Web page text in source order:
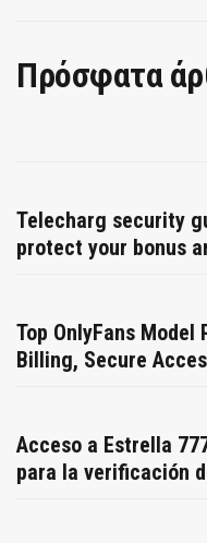
Πρόσφατα
Telecharg security
protect your bonus
Top OnlyFans
Billing, Secure
Acceso a Estrella
para la verificación